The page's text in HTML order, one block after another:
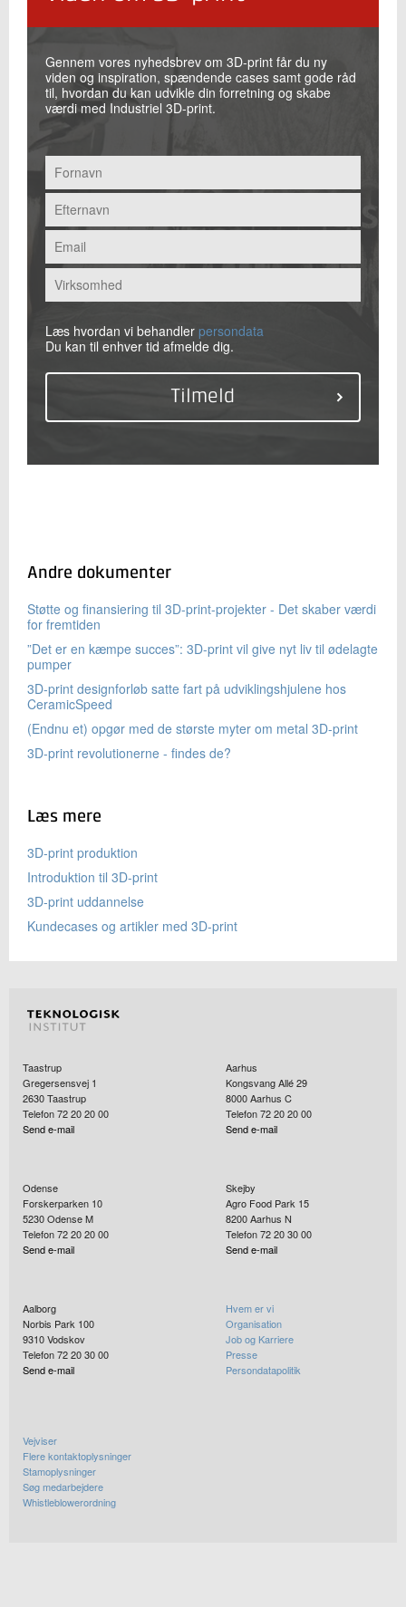
Gennem vores nyhedsbrev om 3D-print får du ny
viden og inspiration, spændende cases samt gode råd
til, hvordan du kan udvikle din forretning og skabe
værdi med Industriel 3D-print.
Læs hvordan vi behandler persondata
Du kan til enhver tid afmelde dig.
Andre dokumenter
Støtte og finansiering til 3D-print-projekter - Det skaber værdi
for fremtiden
”Det er en kæmpe succes”: 3D-print vil give nyt liv til ødelagte
pumper
3D-print designforløb satte fart på udviklingshjulene hos
CeramicSpeed
(Endnu et) opgør med de største myter om metal 3D-print
3D-print revolutionerne - findes de?
Læs mere
3D-print produktion
Introduktion til 3D-print
3D-print uddannelse
Kundecases og artikler med 3D-print
Taastrup
Gregersensvej 1
2630Taastrup
Telefon 72 20 20 00
Send e-mail
Aarhus
Kongsvang Allé 29
8000Aarhus C
Telefon 72 20 20 00
Send e-mail
Odense
Forskerparken 10
5230Odense M
Telefon 72 20 20 00
Send e-mail
Skejby
Agro Food Park 15
8200Aarhus N
Telefon 72 20 30 00
Send e-mail
Aalborg
Norbis Park 100
9310Vodskov
Telefon 72 20 30 00
Send e-mail
Hvem er vi
Organisation
Job og Karriere
Presse
Persondatapolitik
Vejviser
Flere kontaktoplysninger
Stamoplysninger
Søg medarbejdere
Whistleblowerordning